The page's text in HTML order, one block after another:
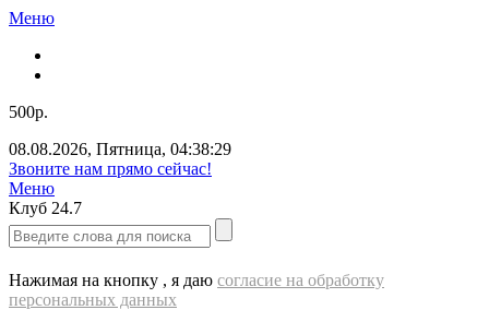
Меню
500р.
08.08.2026, Пятница, 04:38:30
Звоните нам прямо сейчас!
Меню
Клуб 24.7
Нажимая на кнопку , я даю согласие на обработку
персональных данных